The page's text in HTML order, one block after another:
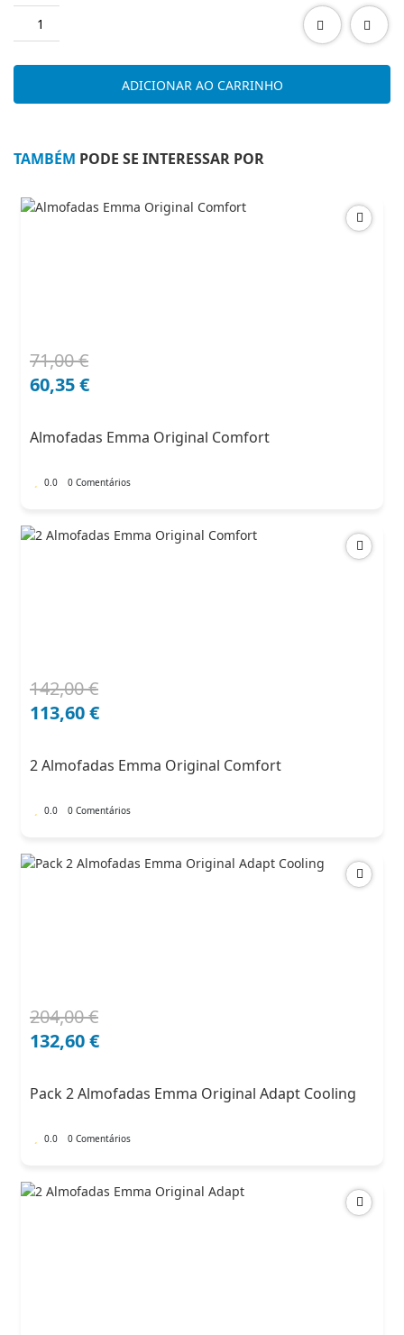
reclinável
ADICIONAR AO CARRINHO
TAMBÉM PODE SE INTERESSAR POR
71,00€
O
preço
71,00 €.
60,35€
O
preço
60,35 €.
Almofadas Emma Original Comfort
0.0 0 Comentários
142,00€
O
preço
142,00 €.
113,60€
O
preço
113,60 €.
2 Almofadas Emma Original Comfort
0.0 0 Comentários
204,00€
O
preço
204,00 €.
132,60€
O
preço
132,60 €.
Pack 2 Almofadas Emma Original Adapt Cooling
0.0 0 Comentários